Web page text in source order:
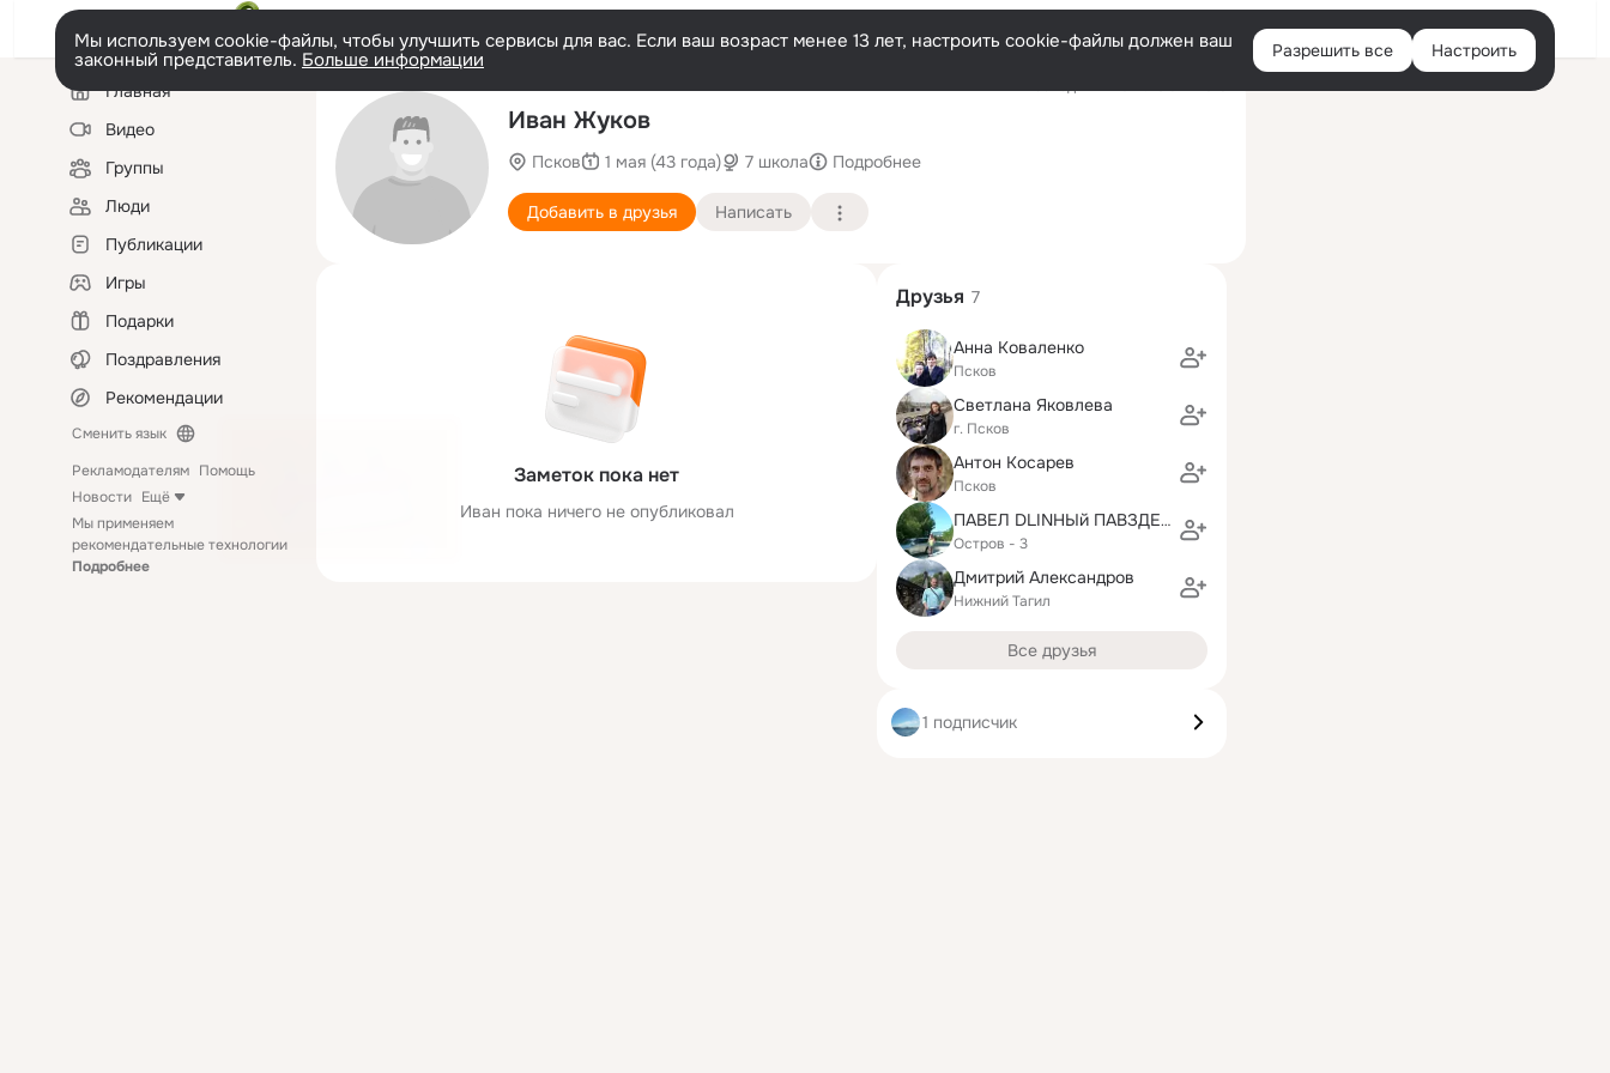
Войти
Мы используем cookie-файлы, чтобы улучшить сервисы для вас. Если ваш возраст менее 13 лет, настроить cookie-файлы должен ваш
законный представитель. Больше информации Разрешить все Настроить
Левая
колонкаГлавная
Видео
Группы
Люди
Публикации
Игры
Подарки
Поздравления
Рекомендации
Сменить язык
Рекламодателям Помощь
Новости Ещё
Мы применяем
рекомендательные технологии
Подробнее
Иван Жуков
Псков 1 мая (43 года) 7 школа Подробнее
Добавить в друзья Написать
Заметок пока нет
Иван пока ничего не опубликовал
Друзья 7
Анна Коваленко
Псков
Светлана Яковлева
г. Псков
Антон Косарев
Псков
ПАВЕЛ DLINНЫй ПАВЗДЕРИН
Остров - 3
Дмитрий Александров
Нижний Тагил
Все друзья
1 подписчик